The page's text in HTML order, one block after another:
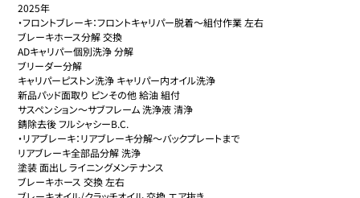
2025年
・フロントブレーキ：フロントキャリパー脱着〜組付作業 左右
ブレーキホース分解 交換
ADキャリパー個別洗浄 分解
ブリーダー分解
キャリパーピストン洗浄 キャリパー内オイル洗浄
新品パッド面取り ピンその他 給油 組付
サスペンション〜サブフレーム 洗浄液 清浄
錆除去後 フルシャシーB.C.
・リアブレーキ：リアブレーキ分解〜バックプレートまで
リアブレーキ全部品分解 洗浄
塗装 面出し ライニングメンテナンス
ブレーキホース 交換 左右